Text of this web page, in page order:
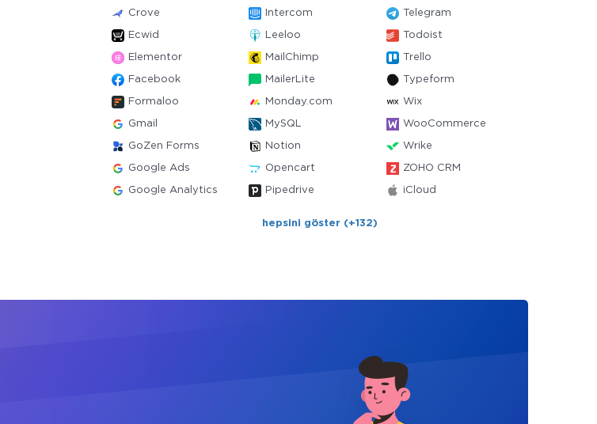
Crove Intercom Telegram
Ecwid Leeloo Todoist
Elementor MailChimp Trello
Facebook MailerLite Typeform
Formaloo Monday.com Wix
Gmail MySQL WooCommerce
GoZen Forms Notion Wrike
Google Ads Opencart ZOHO CRM
Google Analytics Pipedrive iCloud
hepsini göster (+132)